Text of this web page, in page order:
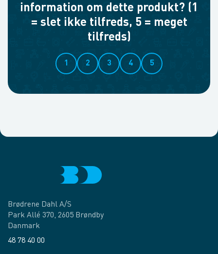
information om dette produkt? (1
= slet ikke tilfreds, 5 = meget
tilfreds)
1 2 3 4 5
Brødrene Dahl A/S
Park Allé 370, 2605 Brøndby
Danmark
48 78 40 00